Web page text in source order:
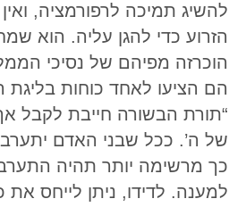
להשיג תמיכה לרפורמציה,
הזרוע כדי להגן עליה. הוא
הוכרזה מפיהם של נסיכי
הם הציעו לאחד כוחות בליגת
“תורת הבשורה חייבת לקבל
של ה’. ככל שבני האדם
כך מרשימה יותר תהיה
למענה. לדידו, ניתן לייחס